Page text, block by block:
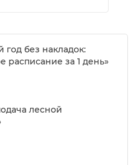
без накладок:
расписание за 1 день»
лесной